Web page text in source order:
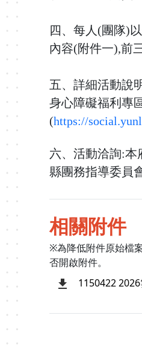
四、每人(團隊)
內容(附件一),前
五、詳細活動說
身心障礙福利專
(https://
六、活動洽詢:本
縣團務指導委員
相關附件
※為降低附件原始檔
否開啟附件。
1150422